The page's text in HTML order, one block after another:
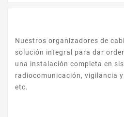
Nuestros organizadores de
solución integral para dar
una instalación completa en
radiocomunicación, vigilancia
etc.